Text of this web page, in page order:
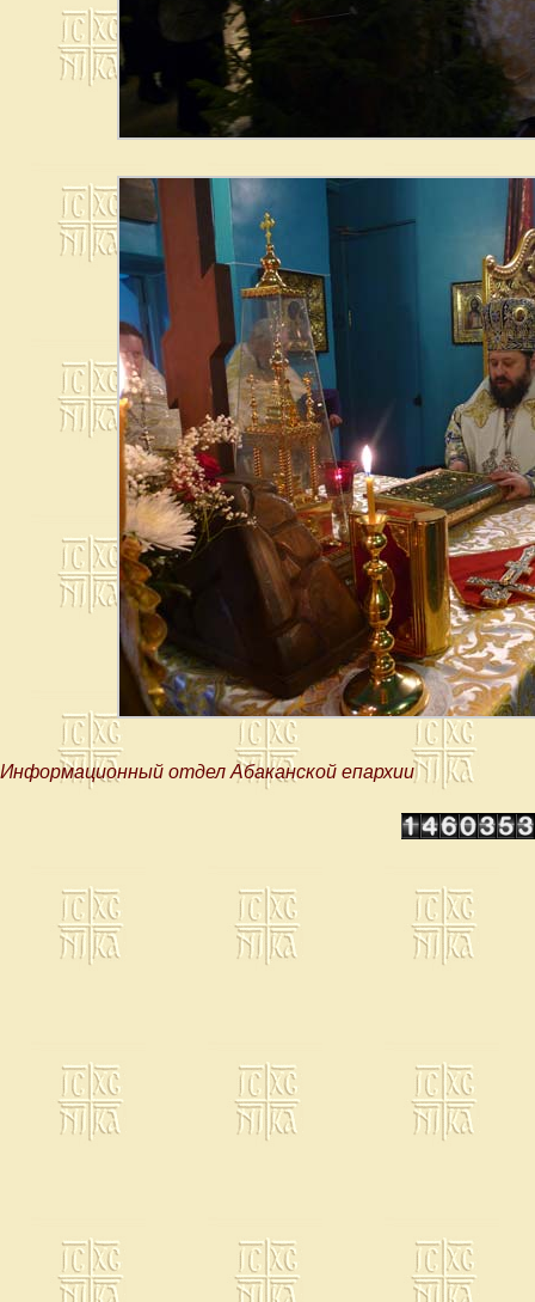
Информационный отдел Абаканской епархии